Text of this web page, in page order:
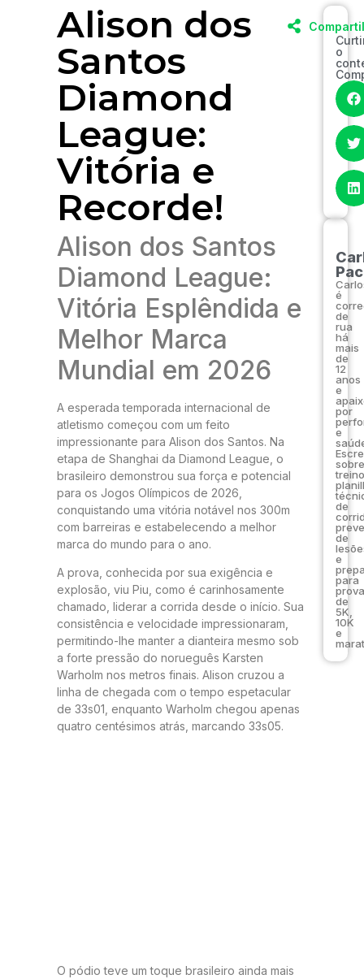
Alison dos
Santos
Diamond
League:
Vitória e
Recorde!
Alison dos Santos
Diamond League:
Vitória Esplêndida e
Melhor Marca
Mundial em 2026
A esperada temporada internacional de
atletismo começou com um feito
impressionante para Alison dos Santos. Na
etapa de Shanghai da Diamond League, o
brasileiro demonstrou sua força e potencial
para os Jogos Olímpicos de 2026,
conquistando uma vitória notável nos 300m
com barreiras e estabelecendo a melhor
marca do mundo para o ano.
A prova, conhecida por sua exigência e
explosão, viu Piu, como é carinhosamente
chamado, liderar a corrida desde o início. Sua
consistência e velocidade impressionaram,
permitindo-lhe manter a dianteira mesmo sob
a forte pressão do norueguês Karsten
Warholm nos metros finais. Alison cruzou a
linha de chegada com o tempo espetacular
de 33s01, enquanto Warholm chegou apenas
quatro centésimos atrás, marcando 33s05.
O pódio teve um toque brasileiro ainda mais
o
é
de
rua
há
mais
de
12
anos
e
por
e
sobre
de
de
e
para
de
5K,
10K
e